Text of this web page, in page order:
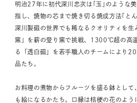
明治27年に初代深川忠次は｢玉｣のような
指し、焼物の芯まで焼き切る焼成方法｢と
深川製磁の世界でも稀なるクオリティを生
窯」を薪の登り窯で挑戦、1300℃超の高
る「透白磁」を若手職人のチームにより
品たち。
お料理の煮物からフルーツを盛る鉢として
も絵になるかたち。口縁は桔梗の花のよう